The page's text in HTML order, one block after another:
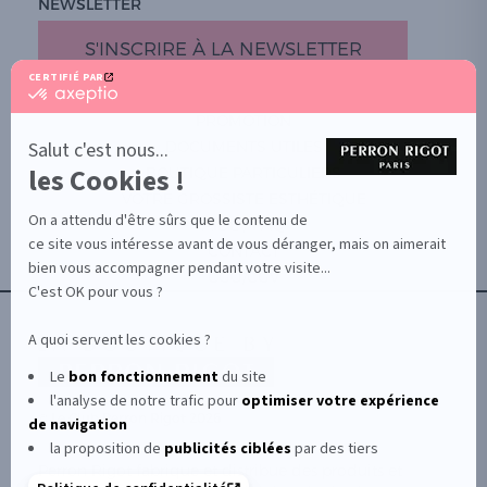
CERTIFIÉ PAR
certifié
En
savoir
plus
sur
Axeptio
Salut c'est nous...
les Cookies !
On a attendu d'être sûrs que le contenu de
ce site vous intéresse avant de vous déranger, mais on aimerait
bien vous accompagner pendant votre visite...
C'est OK pour vous ?
A quoi servent les cookies ?
Le bon fonctionnementdu site
l'analyse de notre trafic pour optimiservotre expérience
de navigation
la proposition de publicités ciblées par des tiers
Cires de haute technicité
Gamme complètecouvrant toutes les
méthodes d’épilation moderne
Matériel professionnel
Soins experts
pour préparer, apaiser et
sublimer la peau
QUELLE EST LA MEILLEURE
CIRE À ÉPILER ? (GUIDE
Il n’existe pas une « meilleure cire »
universelle, car le choix dépend du type
de peau, de la zone à épiler et de la
méthode utilisée. Voici les
recommandations des professionnels
pour obtenir le meilleur résultat selon les
NEWSLETTER
S'INSCRIRE À LA NEWSLETTER
BOUTIQUE PARTICULIERS
AIDE / FAQ
CONTACT
CGU/CGV
© Le Club Perron Rigot 2026